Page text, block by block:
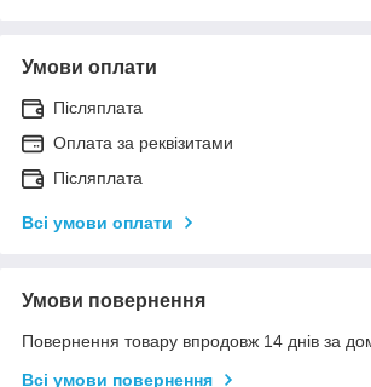
Умови оплати
Післяплата
Оплата за реквізитами
Післяплата
Всі умови оплати
Умови повернення
Повернення товару впродовж 14 днів за
Всі умови повернення